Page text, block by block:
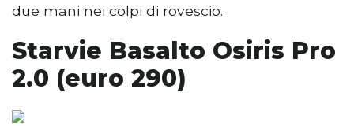
due mani nei colpi di rovescio.
Starvie Basalto Osiris Pro
2.0 (euro 290)